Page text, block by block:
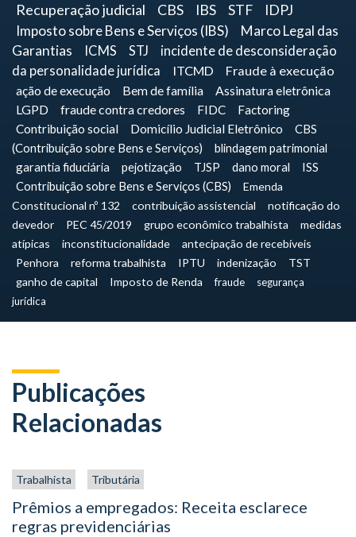
Recuperação judicial CBS IBS STF
IDPJ
Imposto sobre Bens e Serviços (IBS)
Marco Legal das
Garantias
ICMS STJ
incidente de desconsideração
da personalidade jurídica
ITCMD
Fraude à execução
ação de execução
Bem de família
Assinatura eletrônica
LGPD
fraude contra credores FIDC
Factoring
Contribuição social
Domicílio Judicial Eletrônico
CBS
(Contribuição sobre Bens e Serviços)
blindagem patrimonial
garantia fiduciária
pejotização TJSP dano moral
ISS
Contribuição sobre Bens e Serviços (CBS)
Emenda
Constitucional nº 132
contribuição assistencial
notificação do
devedor
PEC 45/2019 grupo econômico trabalhista
medidas
atípicas
inconstitucionalidade
antecipação de recebíveis
Penhora
reforma trabalhista IPTU indenização
TST
ganho de capital
Imposto de Renda fraude
segurança
jurídica
Publicações
Relacionadas
Trabalhista Tributária
Prêmios a empregados: Receita esclarece
regras previdenciárias